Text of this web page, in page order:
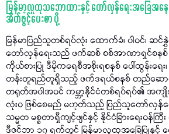
မြန်မာ့လူထုသဘောထားနှင့် တော်လှန်ရေးအခြေအန
အိတ်ဖွင့်ပေးစာ ပို့
မြန်မာပြည်သူတစ်ရပ်လုံး ထောက်ခံ၊ ပါဝင်၊ ဆင်
တော်လှန်ရေးသည် ဖက်ဆစ် စစ်အာဏာရှင်စနစ် ခ
ကိုယ်စားပြု ဒီမိုကရေစီအစိုးရစနစ် ပေါ်ထွန်းရေး၊
တန်းတူရည်တူရှိသည့် ဖက်ဒရယ်စနစ် တည်ဆော
တရုတ်အပါအဝင် ကမ္ဘာ့နိုင်ငံတစ်ရပ်ရပ်၏ အကျို
လုံးဝ ဖြစ်စေမည် မဟုတ်သည့် ပြည်သူတော်လှန်ရေ
သမ္မတ မစ္စတာရှီကျင့်ဖျင်နှင့် နိုင်ငံခြားရေးဝန်
ဒီဇင်ဘာ ၁၇ ရက်တွင် မြန်မာလူထုအခြေပြုနှင့်